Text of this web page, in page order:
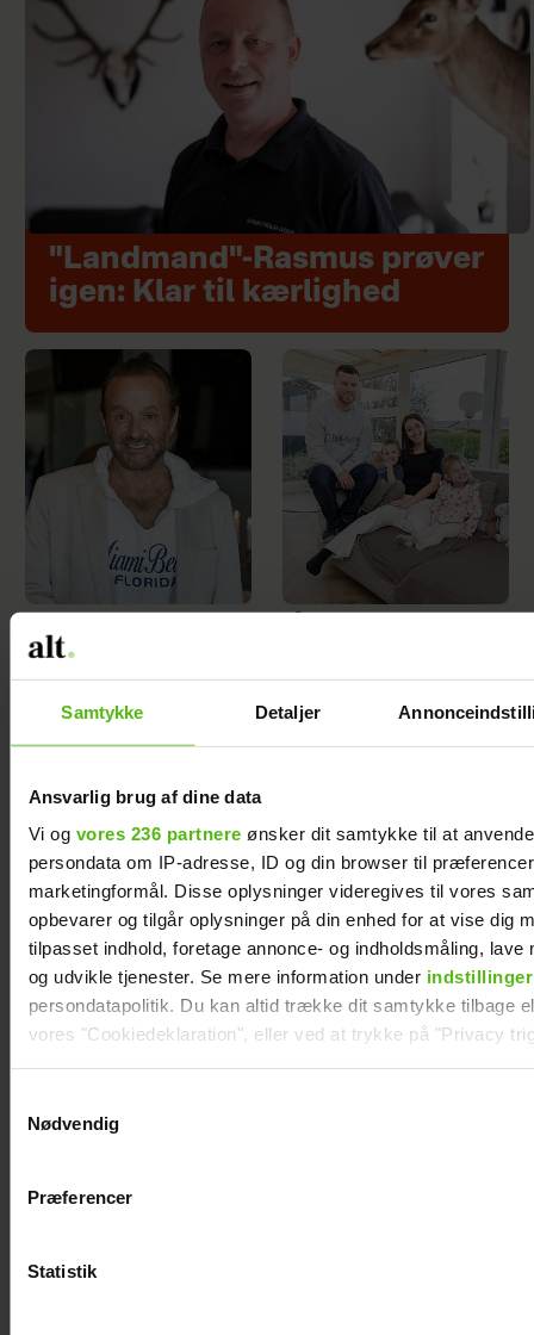
Samtykke Detaljer
Ansvarlig brug af dine data
Vi og vores 236 partnere ønsker dit samtykke til at
persondata om IP-adresse, ID og din browser til
marketingformål. Disse oplysninger videregives til vores
opbevarer og tilgår oplysninger på din enhed for at vise dig
tilpasset indhold, foretage annonce- og indholdsmåling, lave
og udvikle tjenester. Se mere information under indstillinger
persondatapolitik. Du kan altid trække dit samtykke tilbage
vores "Cookiedeklaration", eller ved at trykke på "Privacy
Vi anvender egne cookies og cookies fra tredjeparter til at
generere statistik og huske dine præferencer samt til brug
Nødvendig
Præferencer
Statistik
"Landmand"-Rasmus prøver
igen: Klar til kærlighed
Dennis Knudsen
har solgt huset i